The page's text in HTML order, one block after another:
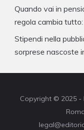
Quando vai in
regola cambia
Stipendi nella
sorprese nascoste
Copyright © 2025 -